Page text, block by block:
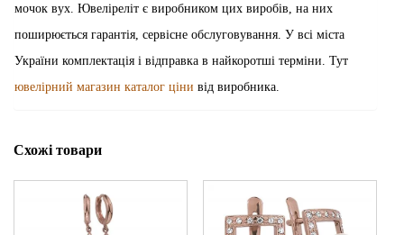
мочок вух. Ювеліреліт є виробником цих виробів, на них
поширюється гарантія, сервісне обслуговування. У всі міста
України комплектація і відправка в найкоротші терміни. Тут
ювелірний магазин каталог ціни від виробника.
Схожі товари